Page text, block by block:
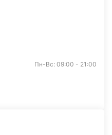
Пн-Вс: 09:00 - 21:00